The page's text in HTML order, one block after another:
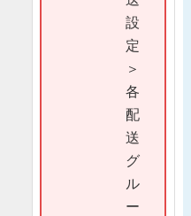
設
定
＞
各
配
送
グ
ル
ー